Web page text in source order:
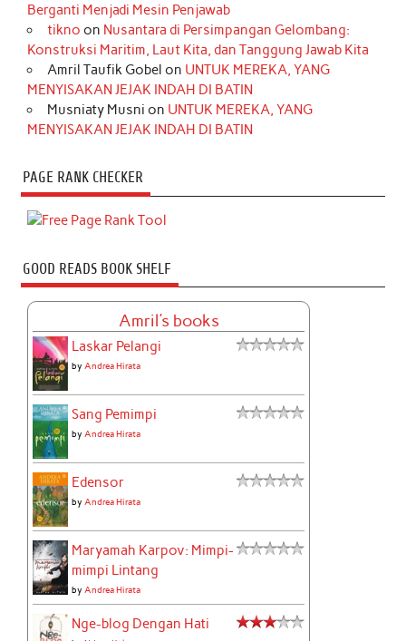
Berganti Menjadi Mesin Penjawab
tikno on Nusantara di Persimpangan Gelombang:
Konstruksi Maritim, Laut Kita, dan Tanggung Jawab Kita
Amril Taufik Gobel on UNTUK MEREKA, YANG
MENYISAKAN JEJAK INDAH DI BATIN
Musniaty Musni on UNTUK MEREKA, YANG
MENYISAKAN JEJAK INDAH DI BATIN
PAGE RANK CHECKER
GOOD READS BOOK SHELF
Amril's books
Laskar Pelangi
byAndrea Hirata
Sang Pemimpi
byAndrea Hirata
Edensor
byAndrea Hirata
Maryamah Karpov: Mimpi-
mimpi Lintang
byAndrea Hirata
Nge-blog Dengan Hati